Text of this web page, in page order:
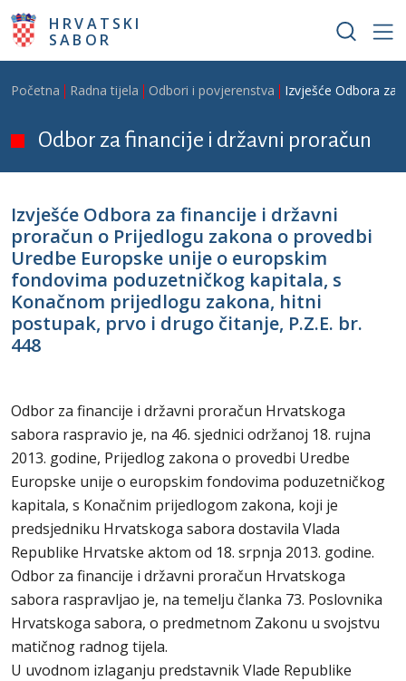
Skoči na glavni sadržaj
HRVATSKI
SABOR
Breadcrumb
Početna Radna tijela Odbori i povjerenstva Izvješće Odbora za
Odbor za financije i državni proračun
Izvješće Odbora za financije i državni
proračun o Prijedlogu zakona o provedbi
Uredbe Europske unije o europskim
fondovima poduzetničkog kapitala, s
Konačnom prijedlogu zakona, hitni
postupak, prvo i drugo čitanje, P.Z.E. br.
448
Odbor za financije i državni proračun Hrvatskoga
sabora raspravio je, na 46. sjednici održanoj 18. rujna
2013. godine, Prijedlog zakona o provedbi Uredbe
Europske unije o europskim fondovima poduzetničkog
kapitala, s Konačnim prijedlogom zakona, koji je
predsjedniku Hrvatskoga sabora dostavila Vlada
Republike Hrvatske aktom od 18. srpnja 2013. godine.
Odbor za financije i državni proračun Hrvatskoga
sabora raspravljao je, na temelju članka 73. Poslovnika
Hrvatskoga sabora, o predmetnom Zakonu u svojstvu
matičnog radnog tijela.
U uvodnom izlaganju predstavnik Vlade Republike